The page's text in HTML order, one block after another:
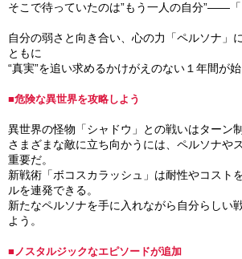
そこで待っていたのは”もう一人の自分”――「
自分の弱さと向き合い、心の力「ペルソナ」
ともに
“真実”を追い求めるかけがえのない１年間が
■危険な異世界を攻略しよう
異世界の怪物「シャドウ」との戦いはターン
さまざまな敵に立ち向かうには、ペルソナや
重要だ。
新戦術「ボコスカラッシュ」は耐性やコスト
ルを連発できる。
新たなペルソナを手に入れながら自分らしい
よう。
■ノスタルジックなエピソードが追加